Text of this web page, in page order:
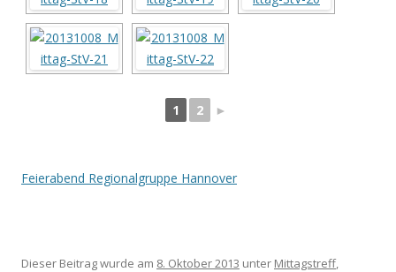
1 2 ►
Feierabend Regionalgruppe Hannover
Dieser Beitrag wurde am 8. Oktober 2013 unter Mittagstreff,